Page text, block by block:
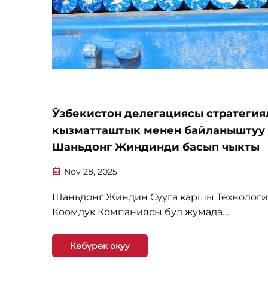
Ўзбекистон делегациясы
кызматташтык менен байланыштуу
Шаньдонг Жиндинди басып чыкты
Nov 28, 2025
Шаньдонг Жиндин Сууга каршы
Коомдук Компаниясы бул жумада
профиликтеш делегациясын фабриканын
толук тургузулушуна жана ишчилер
Көбүрөк окуу